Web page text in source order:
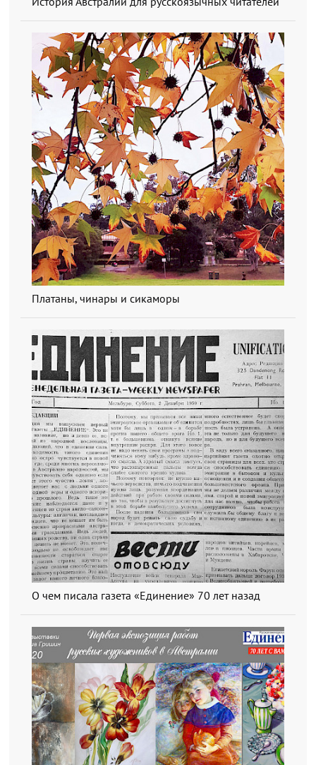
Платаны, чинары и сикаморы
О чем писала газета «Единение» 70 лет назад